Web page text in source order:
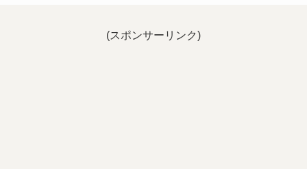
(スポンサーリンク)